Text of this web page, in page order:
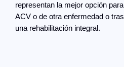
representan la mejor opción
ACV o de otra enfermedad o
una rehabilitación integral.